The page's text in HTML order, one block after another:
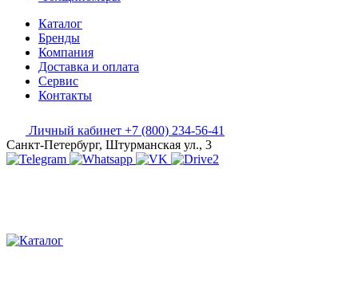
Каталог
Бренды
Компания
Доставка и оплата
Сервис
Контакты
Личный кабинет +7 (800) 234-56-41
Санкт-Петербург, Штурманская ул., 3